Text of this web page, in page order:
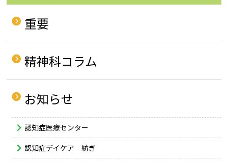
重要
精神科コラム
お知らせ
認知症医療センター
認知症デイケア 紡ぎ